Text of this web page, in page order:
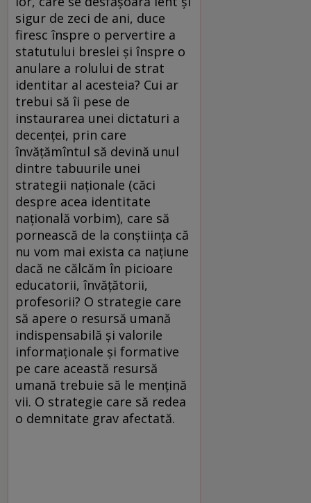
sigur de zeci de ani, duce
firesc înspre o pervertire a
statutului breslei şi înspre o
anulare a rolului de strat
identitar al acesteia? Cui ar
trebui să îi pese de
instaurarea unei dictaturi a
decenţei, prin care
învăţămîntul să devină unul
dintre tabuurile unei
strategii naţionale (căci
despre acea identitate
naţională vorbim), care să
pornească de la conştiinţa că
nu vom mai exista ca naţiune
dacă ne călcăm în picioare
educatorii, învăţătorii,
profesorii? O strategie care
să apere o resursă umană
indispensabilă şi valorile
informaţionale şi formative
pe care această resursă
umană trebuie să le menţină
vii. O strategie care să redea
o demnitate grav afectată.